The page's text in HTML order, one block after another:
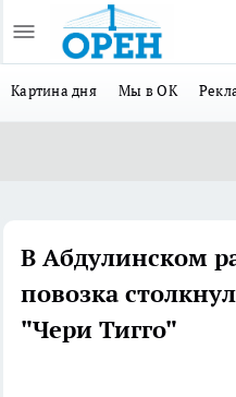
Картина дня Мы в ОК
В Абдулинском
повозка
"Чери Тигго"